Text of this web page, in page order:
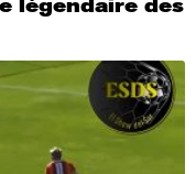
légendaire des